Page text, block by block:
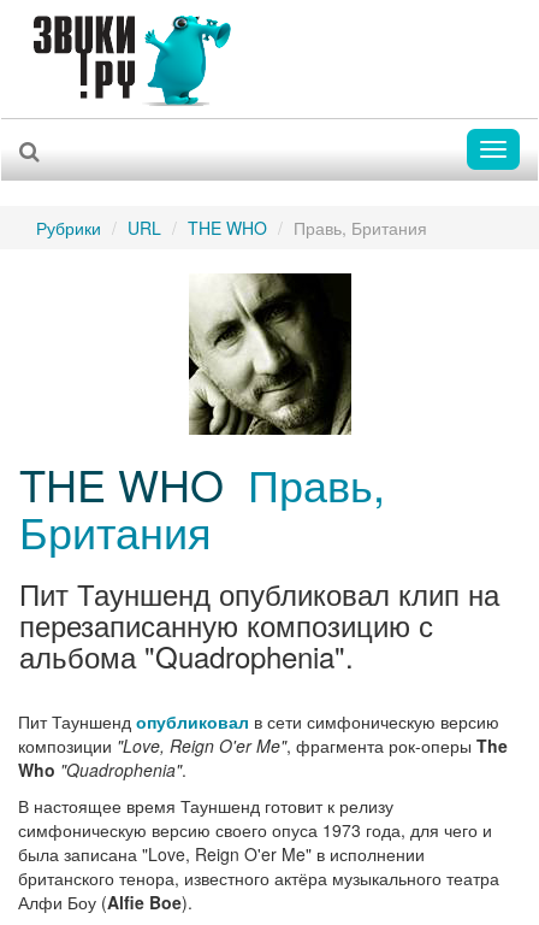
Рубрики URL THE WHO Правь, Британия
THE WHO Правь,
Британия
Пит Тауншенд опубликовал клип на
перезаписанную композицию с
альбома "Quadrophenia".
Пит Тауншенд опубликовал в сети симфоническую версию
композиции "Love, Reign O'er Me", фрагмента рок-оперы The
Who "Quadrophenia".
В настоящее время Тауншенд готовит к релизу
симфоническую версию своего опуса 1973 года, для чего и
была записана "Love, Reign O'er Me" в исполнении
британского тенора, известного актёра музыкального театра
Алфи Боу (Alfie Boe).